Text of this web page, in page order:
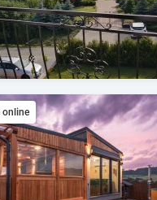
t
i
o
n
m
a
r
k
k
e
y
online